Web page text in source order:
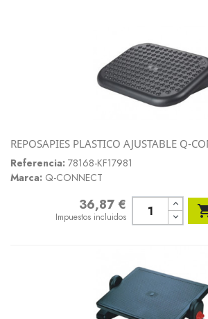
REPOSAPIES PLASTICO AJUSTABLE Q-
Referencia: 78168-KF17981
Marca: Q-CONNECT
Precio36,87 €
Impuestos incluidos